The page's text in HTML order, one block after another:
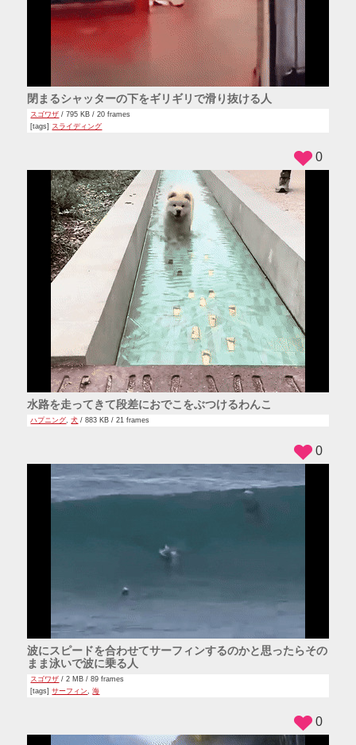
閉まるシャッターの下をギリギリで滑り抜ける人
スゴワザ / 795 KB / 20 frames
[tags] スライディング
水路を走ってきて段差におでこをぶつけるわんこ
ハプニング,犬 / 883 KB / 21 frames
0
波にスピードを合わせてサーフィンするのかと思ったらその
まま泳いで波に乗る人
スゴワザ / 2 MB / 89 frames
[tags]サーフィン,海
0
0